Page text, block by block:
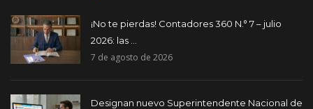
¡No te pierdas! Contadores 360 N.° 7 – julio
2026: las ...
7 de agosto de 2026
Designan nuevo Superintendente Nacional de